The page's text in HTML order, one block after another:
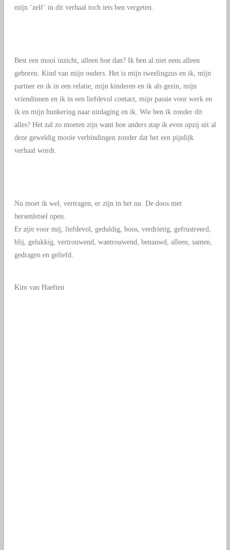
mijn ‘zelf’ in dit verhaal toch iets ben vergeten.
Best een mooi inzicht, alleen hoe dan? Ik ben al niet eens alleen
geboren. Kind van mijn ouders. Het is mijn tweelingzus en ik, mijn
partner en ik in een relatie, mijn kinderen en ik als gezin, mijn
vriendinnen en ik in een liefdevol contact, mijn passie voor werk en
ik en mijn hunkering naar uitdaging en ik. Wie ben ik zonder dit
alles? Het zal zo moeten zijn want hoe anders stap ik even opzij uit al
deze geweldig mooie verbindingen zonder dat het een pijnlijk
verhaal wordt.
Nu moet ik wel, vertragen, er zijn in het nu. De doos met
hersenletsel open.
Er zijnvoor mij, liefdevol, geduldig, boos, verdrietig, gefrustreerd,
blij, gelukkig, vertrouwend, wantrouwend, benauwd, alleen, samen,
gedragen en geliefd.
Kim van Haeften